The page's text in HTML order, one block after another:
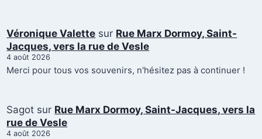
Véronique Valette sur Rue Marx Dormoy, Saint-
Jacques, vers la rue de Vesle
4 août 2026
Merci pour tous vos souvenirs, n'hésitez pas à continuer !
Sagot sur Rue Marx Dormoy, Saint-Jacques, vers la
rue de Vesle
4 août 2026